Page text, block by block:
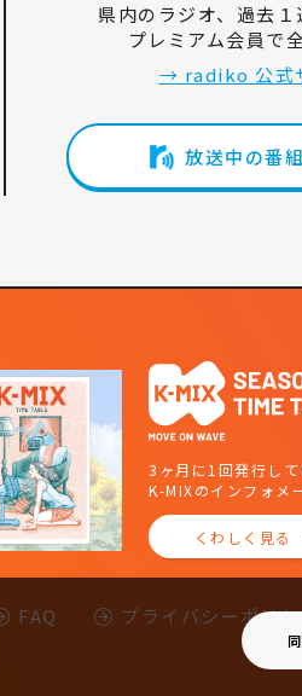
県内のラジオ、過去１
プレミアム会員で
→ radiko 公式
放送中の番
3ヶ月に1回発行して
K-MIXのインフォメ
くわしく見る
FAQ
プライバシーポリ